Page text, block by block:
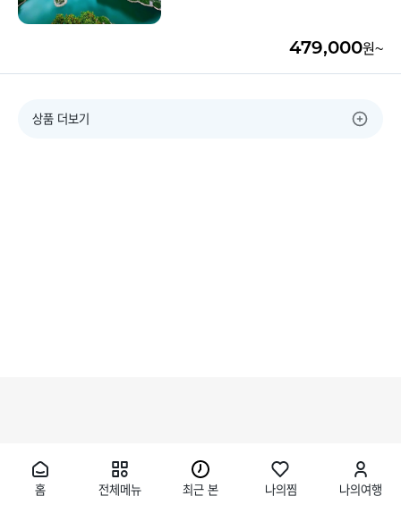
479,000원~
상품 더보기
홈 전체메뉴 최근 본 나의찜 나의여행